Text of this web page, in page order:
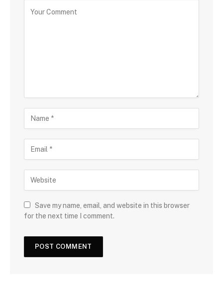
Save my name, email, and website in this browser
for the next time I comment.